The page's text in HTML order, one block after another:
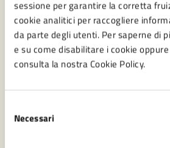
sessione per garantire la corretta
cookie analitici per raccogliere
da parte degli utenti. Per saperne di
e su come disabilitare i cookie
consulta la nostra Cookie Policy.
delNecessari
Assessore Plumari:
sostegno di tutte le realtà che
eventi d’intesa con l’Ente”